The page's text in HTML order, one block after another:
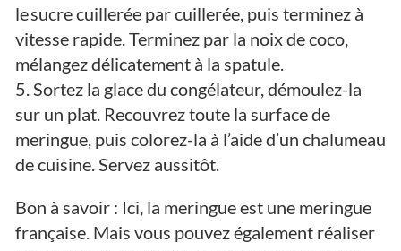
le sucre cuillerée par cuillerée, puis terminez à
vitesse rapide. Terminez par la noix de coco,
mélangez délicatement à la spatule.
5. Sortez la glace du congélateur, démoulez-la
sur un plat. Recouvrez toute la surface de
meringue, puis colorez-la à l’aide d’un chalumeau
de cuisine. Servez aussitôt.
Bon à savoir : Ici, la meringue est une meringue
française. Mais vous pouvez également réaliser